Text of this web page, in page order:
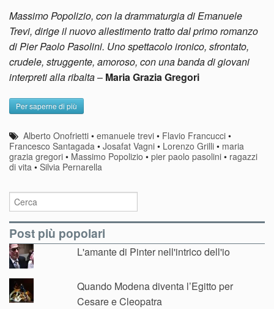
Massimo Popolizio, con la drammaturgia di Emanuele
Trevi, dirige il nuovo allestimento tratto dal primo romanzo
di Pier Paolo Pasolini. Uno spettacolo ironico, sfrontato,
crudele, struggente, amoroso, con una banda di giovani
interpreti alla ribalta– Maria Grazia Gregori
Per saperne di più
Alberto Onofrietti •emanuele trevi • Flavio Francucci •
Francesco Santagada • Josafat Vagni • Lorenzo Grilli • maria
grazia gregori • Massimo Popolizio • pier paolo pasolini • ragazzi
di vita • Silvia Pernarella
Post più popolari
L'amante di Pinter nell'intrico dell'io
Quando Modena diventa l’Egitto per
Cesare e Cleopatra